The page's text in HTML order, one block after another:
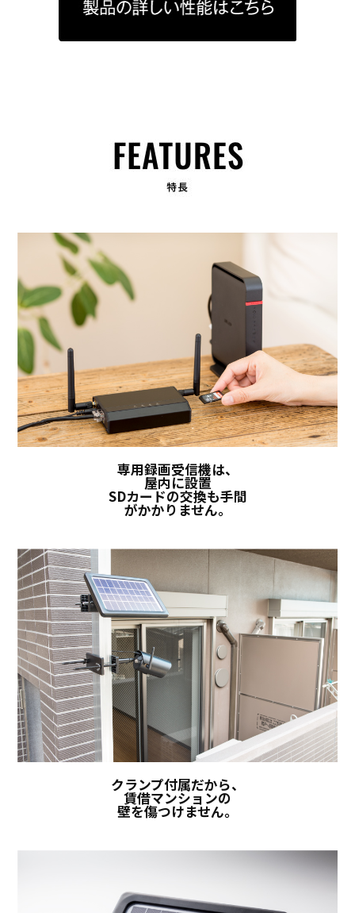
専用録画受信機は、
屋内に設置
SDカードの交換も手間
がかかりません。
クランプ付属だから、
賃借マンションの
壁を傷つけません。